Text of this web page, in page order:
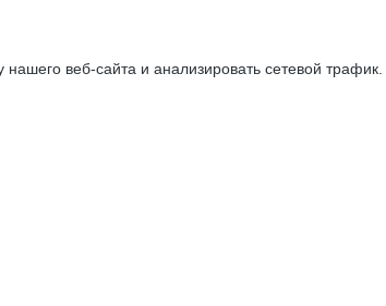
веб-сайта и анализировать сетевой трафик.